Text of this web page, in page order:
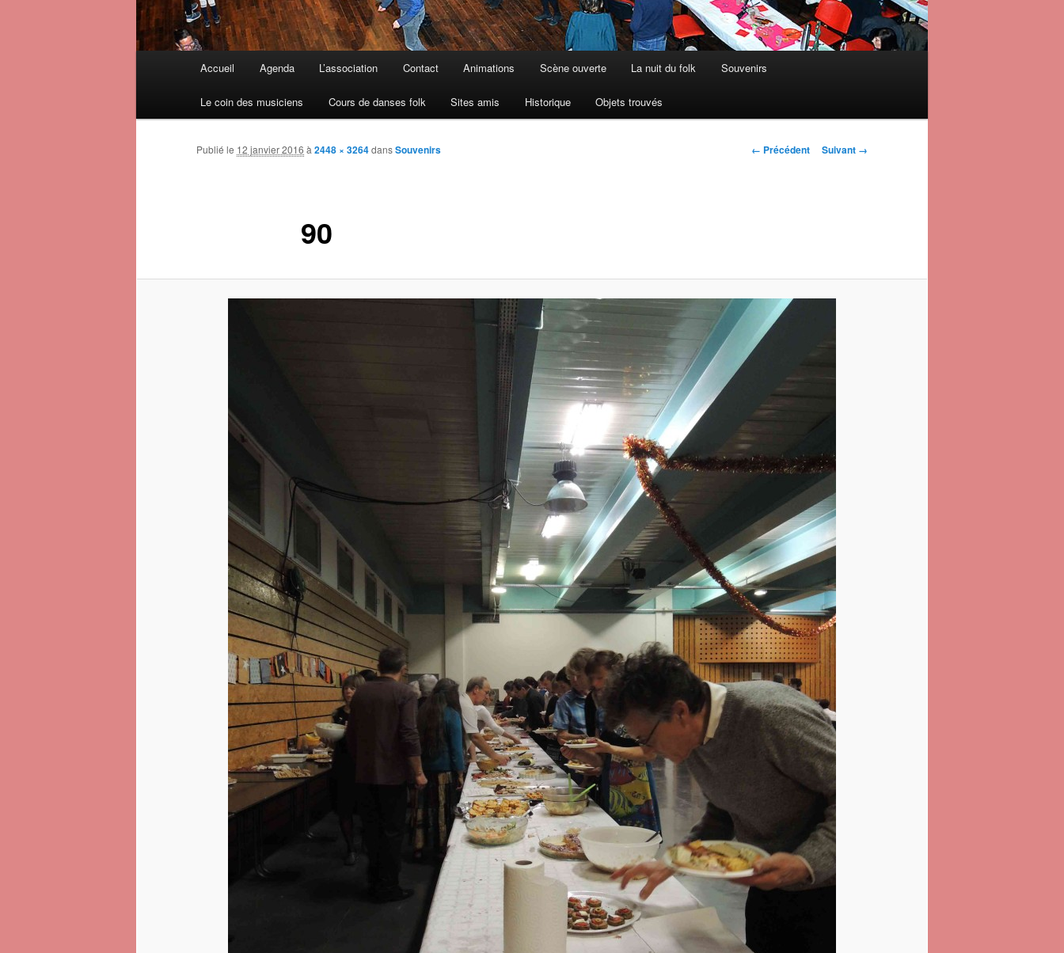
Aller au contenu principal
Aller au contenu secondaire
Accueil Agenda L’association Contact Animations Scène ouverte La nuit du folk Souvenirs
Le coin des musiciens Cours de danses folk Sites amis Historique Objets trouvés
Navigation des
← Précédent Suivant →
90
Publié le 12 janvier 2016 à2448 × 3264dansSouvenirs